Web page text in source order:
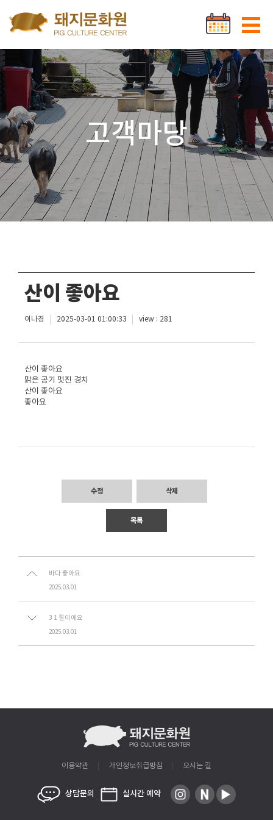
로그인
고객마당
산이 좋아요
이나경 2025-03-01 01:00:33 view : 281
산이 좋아요
맑은 공기 멋진 경치
산이 좋아요
좋아요
수정 삭제
목록
바다 좋아요
2025.03.01
3 1 절이에요
2025.03.01
이용약관 개인정보취급방침 오시는 길
상담문의 실시간 예약